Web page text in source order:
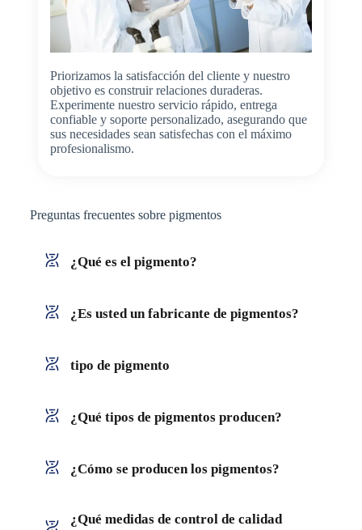
Priorizamos la satisfacción del cliente y nuestro
objetivo es construir relaciones duraderas.
Experimente nuestro servicio rápido, entrega
confiable y soporte personalizado, asegurando que
sus necesidades sean satisfechas con el máximo
profesionalismo.
Preguntas frecuentes sobre pigmentos
¿Qué es el pigmento?
¿Es usted un fabricante de pigmentos?
tipo de pigmento
¿Qué tipos de pigmentos producen?
¿Cómo se producen los pigmentos?
¿Qué medidas de control de calidad